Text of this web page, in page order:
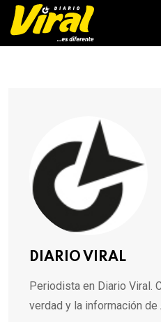
DIARIO VIRAL
Periodista en Diario Viral.
verdad y la información de